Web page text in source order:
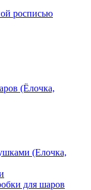
росписью
(Ёлочка,
(Елочка,
для шаров